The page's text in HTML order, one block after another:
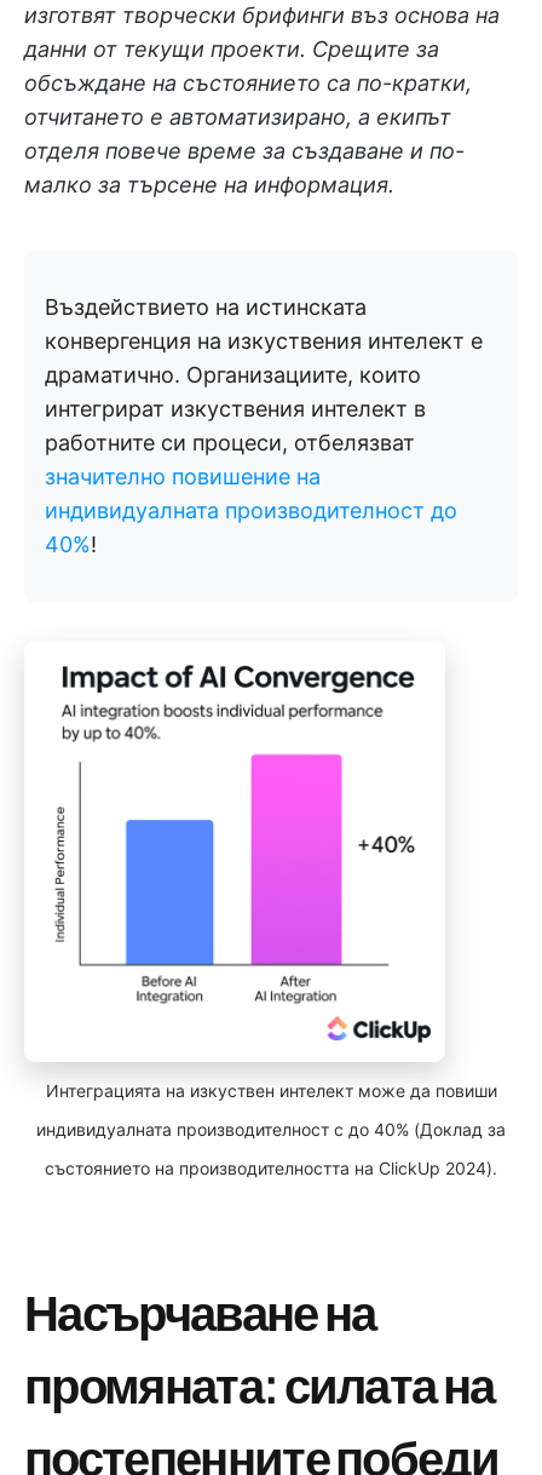
изготвят творчески брифинги въз основа на
данни от текущи проекти. Срещите за
обсъждане на състоянието са по-кратки,
отчитането е автоматизирано, а екипът
отделя повече време за създаване и по-
малко за търсене на информация.
Въздействието на истинската
конвергенция на изкуствения интелект е
драматично. Организациите, които
интегрират изкуствения интелект в
работните си процеси, отбелязват
значително повишение на
индивидуалната производителност до
40%!
Интеграцията на изкуствен интелект може да повиши
индивидуалната производителност с до 40% (Доклад за
състоянието на производителността на ClickUp 2024).
Насърчаване на
промяната: силата на
постепенните победи